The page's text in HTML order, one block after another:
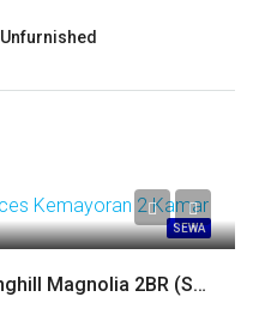
Unfurnished
SEWA
Disewakan Royale Springhill Magnolia 2BR (SKC-15042)